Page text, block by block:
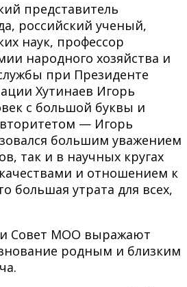
представитель
российский ученый,
наук, профессор
народного хозяйства и
при Президенте
Хутинаев Игорь
с большой буквы и
— Игорь
большим уважением
так и в научных кругах
и отношением к
большая утрата для всех,
Совет МОО выражают
родным и близким